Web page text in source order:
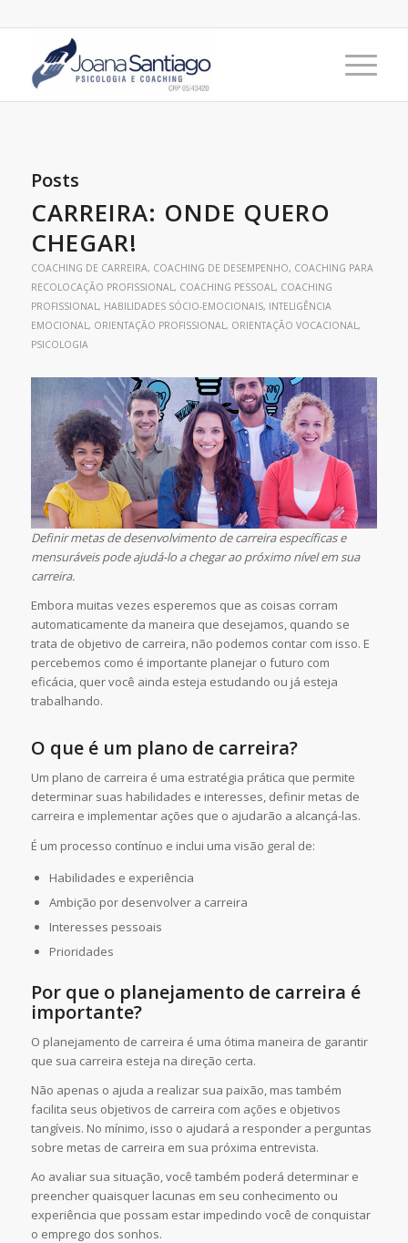
Posts
CARREIRA: ONDE QUERO
CHEGAR!
COACHING DE CARREIRA, COACHING DE DESEMPENHO, COACHING PARA
RECOLOCAÇÃO PROFISSIONAL, COACHING PESSOAL, COACHING
PROFISSIONAL, HABILIDADES SÓCIO-EMOCIONAIS, INTELIGÊNCIA
EMOCIONAL, ORIENTAÇÃO PROFISSIONAL, ORIENTAÇÃO VOCACIONAL,
PSICOLOGIA
Definir metas de desenvolvimento de carreira específicas e
mensuráveis pode ajudá-lo a chegar ao próximo nível em sua
carreira.
Embora muitas vezes esperemos que as coisas corram
automaticamente da maneira que desejamos, quando se
trata de objetivo de carreira, não podemos contar com isso. E
percebemos como é importante planejar o futuro com
eficácia, quer você ainda esteja estudando ou já esteja
trabalhando.
O que é um plano de carreira?
Um plano de carreira é uma estratégia prática que permite
determinar suas habilidades e interesses, definir metas de
carreira e implementar ações que o ajudarão a alcançá-las.
É um processo contínuo e inclui uma visão geral de:
Habilidades e experiência
Ambição por desenvolver a carreira
Interesses pessoais
Prioridades
Por que o planejamento de carreira é
importante?
O planejamento de carreira é uma ótima maneira de garantir
que sua carreira esteja na direção certa.
Não apenas o ajuda a realizar sua paixão, mas também
facilita seus objetivos de carreira com ações e objetivos
tangíveis. No mínimo, isso o ajudará a responder a perguntas
sobre metas de carreira em sua próxima entrevista.
Ao avaliar sua situação, você também poderá determinar e
preencher quaisquer lacunas em seu conhecimento ou
experiência que possam estar impedindo você de conquistar
o emprego dos sonhos.